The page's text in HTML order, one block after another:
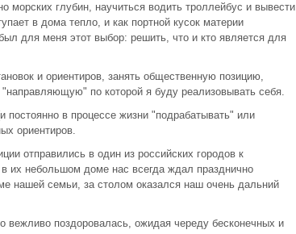
морских глубин, научиться водить троллейбус и вывести
в дома тепло, и как портной кусок материи
для меня этот выбор: решить, что и кто является для
и ориентиров, занять общественную позицию,
по которой я буду реализовывать себя.
в процессе жизни "подрабатывать" или
ориентиров.
отправились в один из российских городов к
их небольшом доме нас всегда ждал празднично
нашей семьи, за столом оказался наш очень дальний
вежливо поздоровалась, ожидая череду бесконечных и